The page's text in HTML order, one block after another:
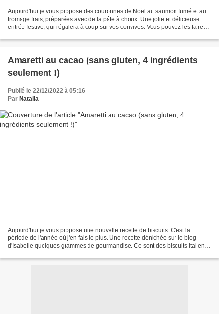
Aujourd'hui je vous propose des couronnes de Noël au saumon fumé et au
fromage frais, préparées avec de la pâte à choux. Une jolie et délicieuse
entrée festive, qui régalera à coup sur vos convives. Vous pouvez les faire
Amaretti au cacao (sans gluten, 4 ingrédients
seulement !)
Publié le 22/12/2022 à 05:16
Par Natalia
Aujourd'hui je vous propose une nouvelle recette de biscuits. C'est la
période de l'année où j'en fais le plus. Une recette dénichée sur le blog
d'Isabelle quelques grammes de gourmandise. Ce sont des biscuits italiens